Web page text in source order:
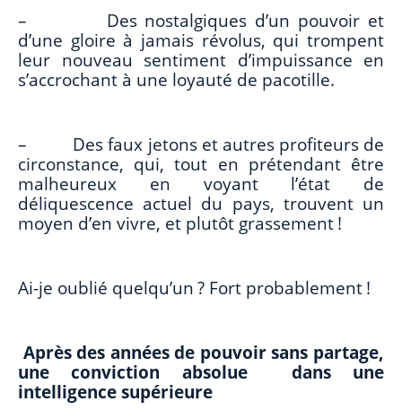
– Des nostalgiques d’un pouvoir et
d’une gloire à jamais révolus, qui trompent
leur nouveau sentiment d’impuissance en
s’accrochant à une loyauté de pacotille.
– Des faux jetons et autres profiteurs de
circonstance, qui, tout en prétendant être
malheureux en voyant l’état de
déliquescence actuel du pays, trouvent un
moyen d’en vivre, et plutôt grassement !
Ai-je oublié quelqu’un ? Fort probablement !
Après des années de pouvoir sans partage,
une conviction absolue dans une
intelligence supérieure